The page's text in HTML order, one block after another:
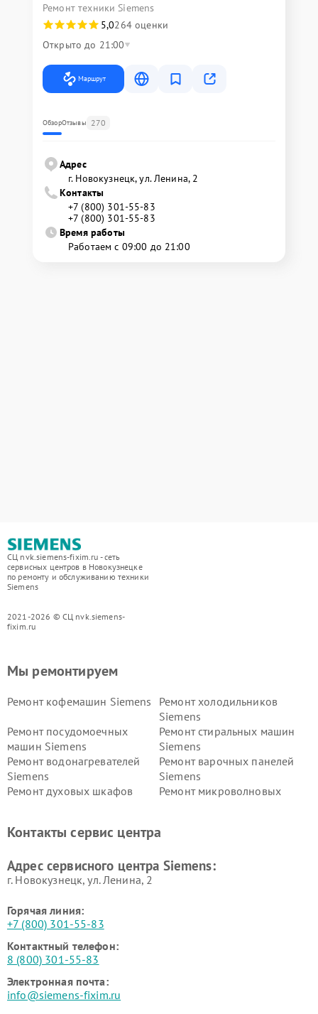
Ремонт техники Siemens
5,0264 оценки
Открыто до 21:00
Маршрут
ОбзорОтзывы 270
Адрес
г. Новокузнецк, ул. Ленина, 2
Контакты
+7 (800) 301-55-83
+7 (800) 301-55-83
Время работы
Работаем с 09:00 до 21:00
СЦ nvk.siemens-fixim.ru - сеть
сервисных центров в Новокузнецке
по ремонту и обслуживанию техники
Siemens
2021-2026 © СЦ nvk.siemens-
fixim.ru
Мы ремонтируем
Ремонт кофемашин Siemens
Ремонт холодильников
Siemens
Ремонт посудомоечных
машин Siemens
Ремонт стиральных машин
Siemens
Ремонт водонагревателей
Siemens
Ремонт варочных панелей
Siemens
Ремонт духовых шкафов
Ремонт микроволновых
Siemens
Siemens
Siemens
Siemens
Контакты сервис центра
Адрес сервисного центра Siemens:
г. Новокузнецк, ул. Ленина, 2
Горячая линия:
+7 (800) 301-55-83
Контактный телефон:
8 (800) 301-55-83
Электронная почта:
info@siemens-fixim.ru